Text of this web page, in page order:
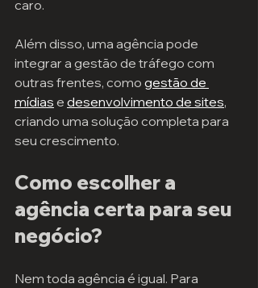
caro.
Além disso, uma agência pode
integrar a gestão de tráfego com
outras frentes, como gestão de
mídias e desenvolvimento de sites,
criando uma solução completa para
seu crescimento.
Como escolher a
agência certa para seu
negócio?
Nem toda agência é igual. Para